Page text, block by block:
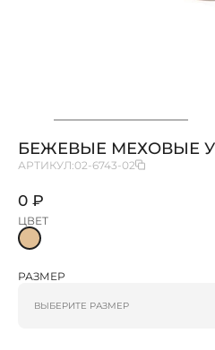
БЕЖЕВЫЕ МЕХОВЫЕ
АРТИКУЛ:02-6743-02
0 ₽
ЦВЕТ
РАЗМЕР